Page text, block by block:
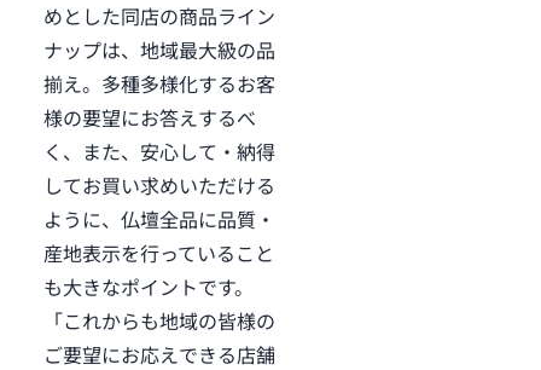
めとした同店の商品ライン
ナップは、地域最大級の品
揃え。多種多様化するお客
様の要望にお答えするべ
く、また、安心して・納得
してお買い求めいただける
ように、仏壇全品に品質・
産地表示を行っていること
も大きなポイントです。
「これからも地域の皆様の
ご要望にお応えできる店舗